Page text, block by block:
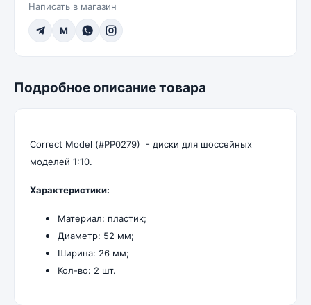
Написать в магазин
M
Подробное описание товара
Correct Model (#PP0279) - диски для шоссейных
моделей 1:10.
Характеристики:
Материал: пластик;
Диаметр: 52 мм;
Ширина: 26 мм;
Кол-во: 2 шт.